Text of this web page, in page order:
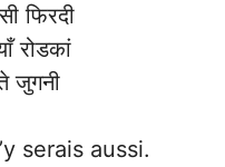
फिरदी
रोडकां
जुगनी
serais aussi.